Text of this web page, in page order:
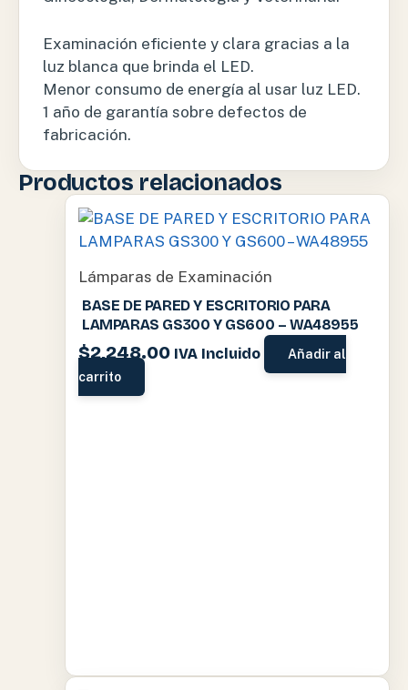
Examinación eficiente y clara gracias a la
luz blanca que brinda el LED.
Menor consumo de energía al usar luz LED.
1 año de garantía sobre defectos de
fabricación.
Productos relacionados
Lámparas de Examinación
BASE DE PARED Y ESCRITORIO PARA
LAMPARAS GS300 Y GS600 – WA48955
$2,248.00 IVA Incluido
Añadir al
carrito